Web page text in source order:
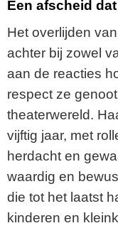
Een afscheid
Het overlijden
achter bij zowel
aan de reacties
respect ze
theaterwereld.
vijftig jaar, met
herdacht en
waardig en
die tot het laatst
kinderen en